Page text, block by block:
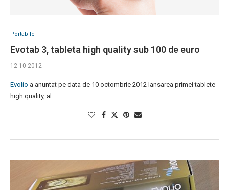
Portabile
Evotab 3, tableta high quality sub 100 de euro
12-10-2012
Evolio a anuntat pe data de 10 octombrie 2012 lansarea primei tablete
high quality, al …